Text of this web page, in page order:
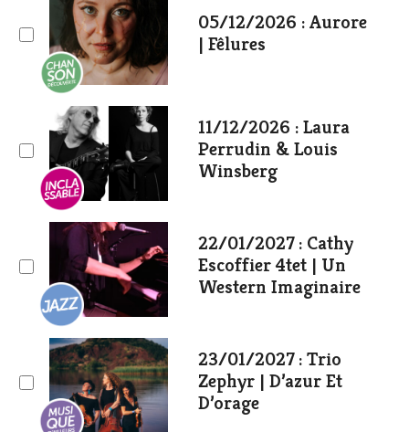
05/12/2026 : Aurore
| Fêlures
11/12/2026 : Laura
Perrudin & Louis
Winsberg
22/01/2027 : Cathy
Escoffier 4tet | Un
Western Imaginaire
23/01/2027 : Trio
Zephyr | D’azur Et
D’orage